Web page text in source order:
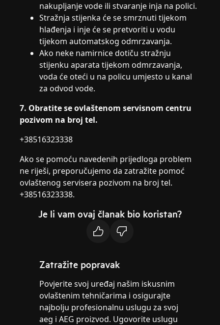
nakupljanje vode ili stvaranje inja na polici.
Stražnja stijenka će se smrznuti tijekom
hlađenja i inje će se pretvoriti u vodu
tijekom automatskog odmrzavanja.
Ako neke namirnice dotiču stražnju
stijenku aparata tijekom odmrzavanja,
voda će oteći u na policu umjesto u kanal
za odvod vode.
7. Obratite se ovlaštenom servisnom centru
pozivom na broj tel.
+38516323338
Ako se pomoću navedenih prijedloga problem
ne riješi, preporučujemo da zatražite pomoć
ovlaštenog servisera pozivom na broj tel.
+38516323338.
Je li vam ovaj članak bio koristan?
Zatražite popravak
Povjerite svoj uređaj našim iskusnim
ovlaštenim tehničarima i osigurajte
najbolju profesionalnu uslugu za svoj
aeg i AEG proizvod. Ugovorite uslugu